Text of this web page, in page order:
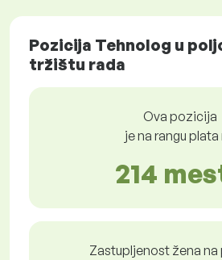
Pozicija Tehnolog u
tržištu rada
Ova pozicija
je na rangu plata
214
Zastupljenost žena na